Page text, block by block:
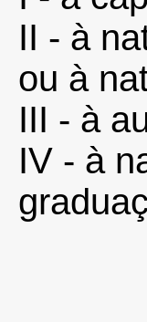
II - à
ou à
III - à
IV - à